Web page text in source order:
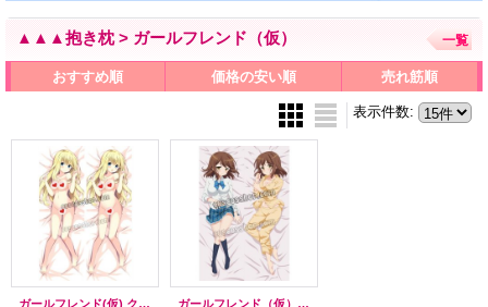
▲▲▲抱き枕 > ガールフレンド（仮） 一覧
おすすめ順 価格の安い順 売れ筋順
表示件数:
ガールフレンド(仮) クロエ・ルメール風 ●等身大 抱き枕カバー ガールフレンド（仮） 椎名心実風 ●等身大 抱き枕カバー